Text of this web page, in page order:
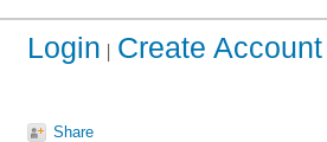
Login Create Account
Share